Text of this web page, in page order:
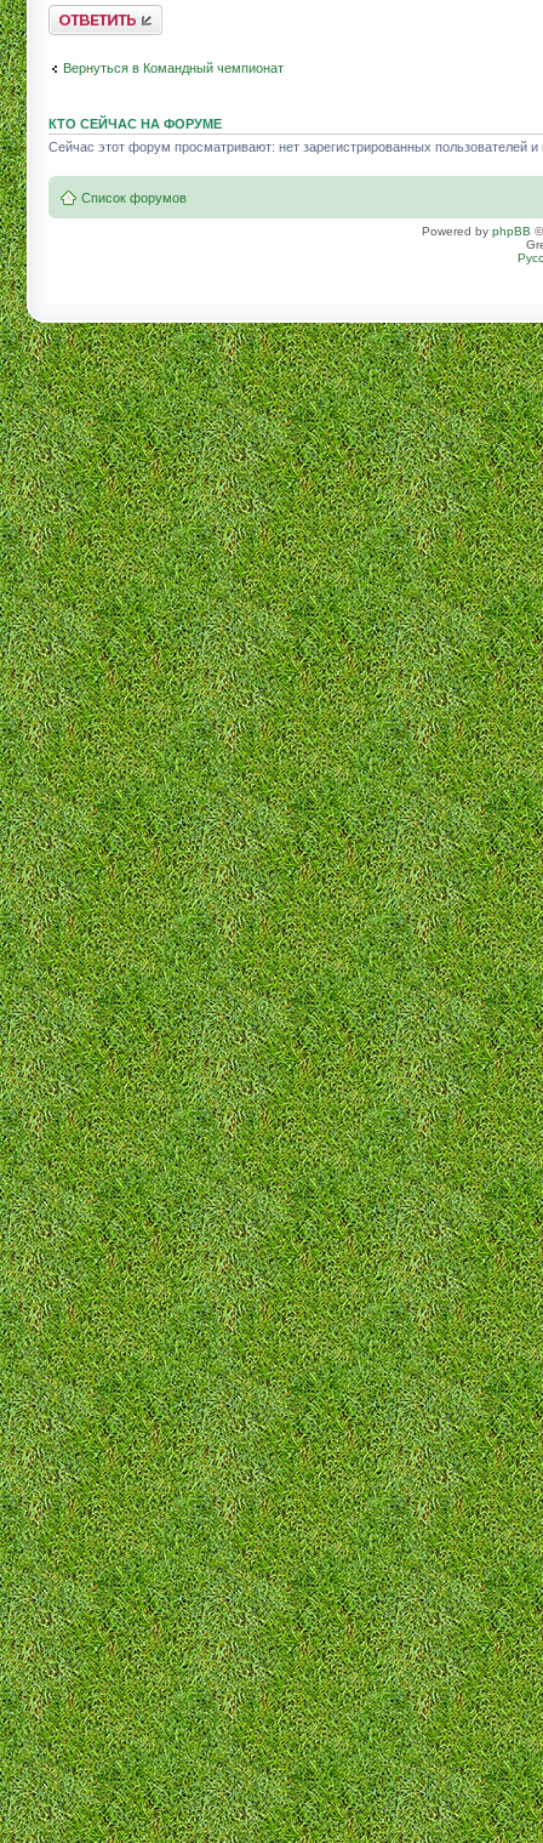
Комментировать
Вернуться в Командный чемпионат
КТО СЕЙЧАС НА ФОРУМЕ
Сейчас этот форум просматривают: нет зарегистрированных пользователей и
Список форумов
Powered by phpBB